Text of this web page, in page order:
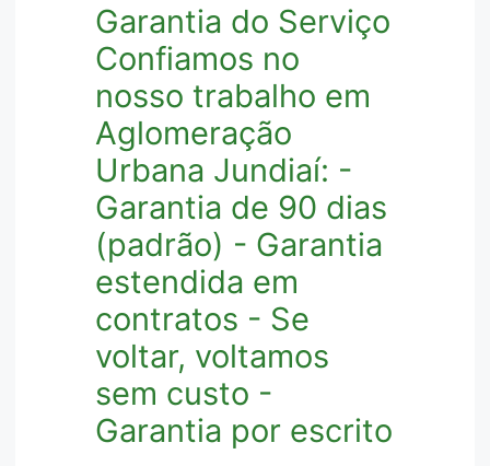
Garantia do Serviço
Confiamos no
nosso trabalho em
Aglomeração
Urbana Jundiaí: -
Garantia de 90 dias
(padrão) - Garantia
estendida em
contratos - Se
voltar, voltamos
sem custo -
Garantia por escrito